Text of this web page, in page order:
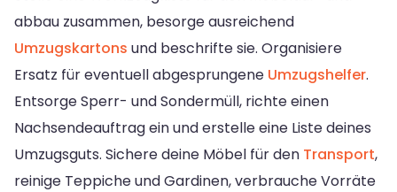
abbau zusammen, besorge ausreichend
Umzugskartons und beschrifte sie. Organisiere
Ersatz für eventuell abgesprungene Umzugshelfer.
Entsorge Sperr- und Sondermüll, richte einen
Nachsendeauftrag ein und erstelle eine Liste deines
Umzugsguts. Sichere deine Möbel für den Transport,
reinige Teppiche und Gardinen, verbrauche Vorräte